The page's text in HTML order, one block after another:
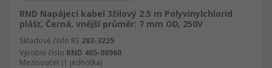
RND Napájecí kabel 3žilový 2.5 m Polyvinylchlorid
plášť, Černá, vnější průměr: 7 mm OD, 250V
Skladové číslo RS 283-3225
Výrobní číslo RND 465-00960
Mezisoučet (1 jednotka)